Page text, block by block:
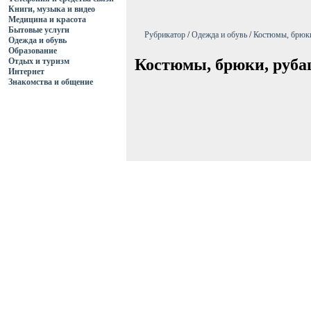
Книги, музыка и видео
Медицина и красота
Бытовые услуги
Одежда и обувь
Образование
Отдых и туризм
Интернет
Знакомства и общение
Рубрикатор /Одежда и обувь /Костюмы,
Костюмы, брюки,